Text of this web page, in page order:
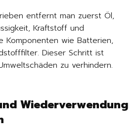
entfernt man zuerst Öl,
Kraftstoff und
Komponenten wie Batterien,
Dieser Schritt ist
zu verhindern.
Wiederverwendung